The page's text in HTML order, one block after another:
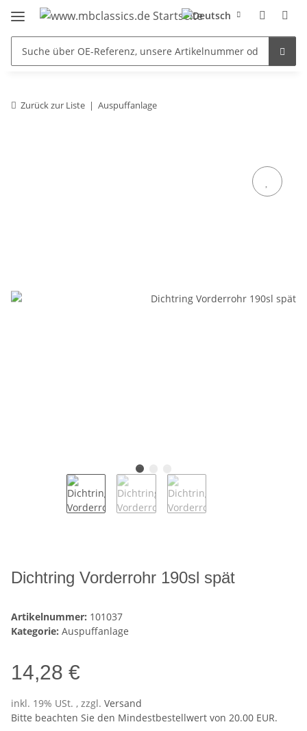
Zurück zur Liste Auspuffanlage
Dichtring Vorderrohr 190sl spät
Artikelnummer: 101037
Kategorie: Auspuffanlage
14,28 €
inkl. 19% USt. , zzgl. Versand
Bitte beachten Sie den Mindestbestellwert von 20.00 EUR.